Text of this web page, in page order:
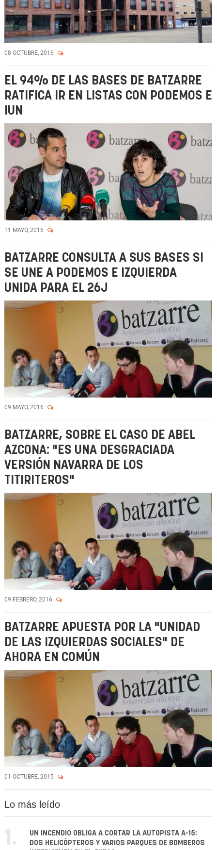
08 OCTUBRE, 2016
EL 94% DE LAS BASES DE BATZARRE
RATIFICA IR EN LISTAS CON PODEMOS E
IUN
11 MAYO, 2016
BATZARRE CONSULTA A SUS BASES SI
SE UNE A PODEMOS E IZQUIERDA
UNIDA PARA EL 26J
09 MAYO, 2016
BATZARRE, SOBRE EL CASO DE ABEL
AZCONA: "ES UNA DESGRACIADA
VERSIÓN NAVARRA DE LOS
TITIRITEROS"
09 FEBRERO, 2016
BATZARRE APUESTA POR LA "UNIDAD
DE LAS IZQUIERDAS SOCIALES" DE
AHORA EN COMÚN
01 OCTUBRE, 2015
Lo más leído
1.
UN INCENDIO OBLIGA A CORTAR LA AUTOPISTA A-15:
DOS HELICÓPTEROS Y VARIOS PARQUES DE BOMBEROS